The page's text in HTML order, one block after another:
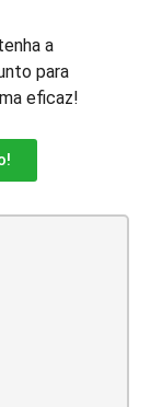
a
para
eficaz!